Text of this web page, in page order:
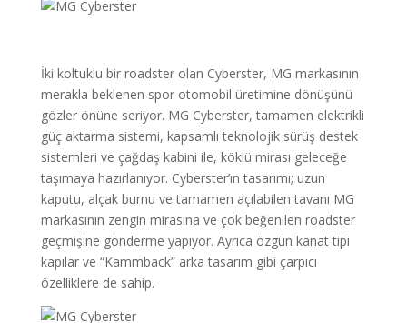
İki koltuklu bir roadster olan Cyberster, MG markasının
merakla beklenen spor otomobil üretimine dönüşünü
gözler önüne seriyor. MG Cyberster, tamamen elektrikli
güç aktarma sistemi, kapsamlı teknolojik sürüş destek
sistemleri ve çağdaş kabini ile, köklü mirası geleceğe
taşımaya hazırlanıyor. Cyberster’ın tasarımı; uzun
kaputu, alçak burnu ve tamamen açılabilen tavanı MG
markasının zengin mirasına ve çok beğenilen roadster
geçmişine gönderme yapıyor. Ayrıca özgün kanat tipi
kapılar ve “Kammback” arka tasarım gibi çarpıcı
özelliklere de sahip.